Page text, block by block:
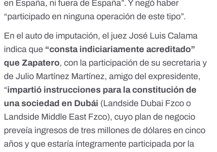
en España, ni fuera de España”. Y negó haber
“participado en ninguna operación de este tipo”.
En el auto de imputación, el juez José Luis Calama
indica que “consta indiciariamente acreditado”
que Zapatero, con la participación de su secretaria y
de Julio Martínez Martínez, amigo del expresidente,
“impartió instrucciones para la constitución de
una sociedad en Dubái (Landside Dubai Fzco o
Landside Middle East Fzco), cuyo plan de negocio
preveía ingresos de tres millones de dólares en cinco
años y que estaría íntegramente participada por la